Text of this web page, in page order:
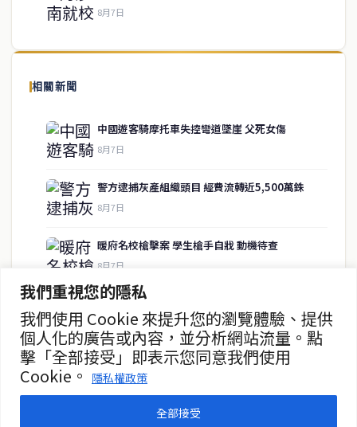
我們重視您的隱私
我們使用 Cookie 來提升您的瀏覽體驗、提供
個人化的廣告或內容，並分析網站流量。點
擊「全部接受」即表示您同意我們使用
Cookie。
隱私權政策
全部接受
8月7日
相關新聞
中國遊客騎摩托車失控彎道墜崖 父死女傷
8月7日
警方逮捕灰產組織頭目 經費流轉近5,500萬銖
8月7日
暖府名校槍擊案 學生槍手自戕 動機待查
8月7日
暖武里名校發生槍擊案 2死15傷
8月7日
曼谷第二座街頭美食中心動工
8月7日
關於我們
泰國中文新聞（TCN）是一家總部設於曼谷的中文新聞媒體，致力於
供即時、客觀、多元的中文新聞內容。
房地產
聯絡資訊
歡迎來信洽詢合作事宜
或提供新聞線索
service@thaichinesenews.com